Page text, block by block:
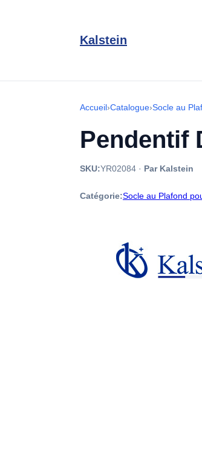
Kalstein
Accueil›Catalogue›Socle au
Pendentif
SKU:YR02084 · Par Kalstein
Catégorie:Socle au Plafond